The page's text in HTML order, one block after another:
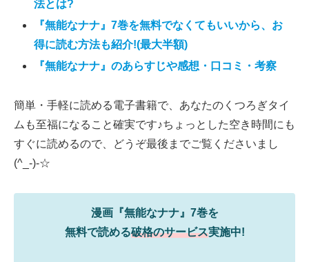
法とは?
『無能なナナ』7巻を無料でなくてもいいから、お
得に読む方法も紹介!(最大半額)
『無能なナナ』のあらすじや感想・口コミ・考察
簡単・手軽に読める電子書籍で、あなたのくつろぎタイ
ムも至福になること確実です♪ちょっとした空き時間にも
すぐに読めるので、どうぞ最後までご覧くださいまし
(^_-)-☆
漫画『無能なナナ』7巻を
無料で読める破格のサービス実施中!